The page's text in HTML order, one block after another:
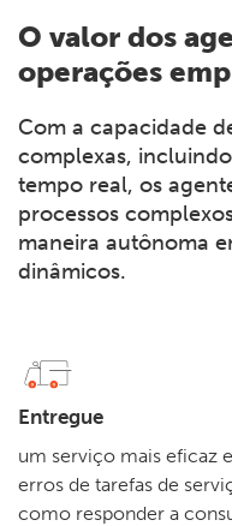
O valor dos
operações
Com a capacidade
complexas,
tempo real, os
processos
maneira autônoma
dinâmicos.
Entregue
um serviço mais eficaz
erros de tarefas de
como responder a